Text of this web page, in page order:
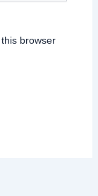
browser